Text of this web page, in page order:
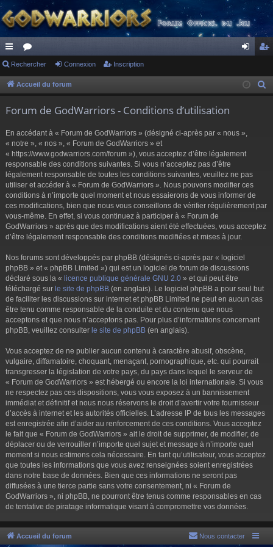
ac
co
s
or
u ne cri
Rechercher Connexion Inscription
Accueil du forum
Forum de GodWarriors - Conditions d’utilisation
En accédant à « Forum de GodWarriors » (désigné ci-après par « nous »,
« notre », « nos », « Forum de GodWarriors » et
« https://www.godwarriors.com/forum »), vous acceptez d’être légalement
responsable des conditions suivantes. Si vous n’acceptez pas d’être
légalement responsable de toutes les conditions suivantes, veuillez ne pas
utiliser et accéder à « Forum de GodWarriors ». Nous pouvons modifier ces
conditions à n’importe quel moment et nous essaierons de vous informer de
ces modifications, bien que nous vous conseillons de vérifier régulièrement par
vous-même. En effet, si vous continuez à participer à « Forum de
GodWarriors » après que des modifications aient été effectuées, vous acceptez
d’être légalement responsable des conditions modifiées et mises à jour.
Nos forums sont développés par phpBB (désignés ci-après par « logiciel
phpBB » et « phpBB Limited ») qui est un logiciel de forum de discussions
déclaré sous la « licence publique générale GNU 2.0 » et qui peut être
téléchargé sur le site de phpBB (en anglais). Le logiciel phpBB a pour seul but
de faciliter les discussions sur internet et phpBB Limited ne peut en aucun cas
être tenu comme responsable de la conduite et du contenu que nous
acceptons et que nous n’acceptons pas. Pour plus d’informations concernant
phpBB, veuillez consulter le site de phpBB (en anglais).
Vous acceptez de ne publier aucun contenu à caractère abusif, obscène,
vulgaire, diffamatoire, choquant, menaçant, pornographique, etc. qui pourrait
transgresser la législation de votre pays, du pays dans lequel le serveur de
« Forum de GodWarriors » est hébergé ou encore la loi internationale. Si vous
ne respectez pas ces dispositions, vous vous exposez à un bannissement
immédiat et définitif et nous nous réservons le droit d’avertir votre fournisseur
d’accès à internet et les autorités officielles. L’adresse IP de tous les messages
est enregistrée afin d’aider au renforcement de ces conditions. Vous acceptez
le fait que « Forum de GodWarriors » ait le droit de supprimer, de modifier, de
déplacer ou de verrouiller n’importe quel sujet et message à n’importe quel
moment si nous estimons cela nécessaire. En tant qu’utilisateur, vous acceptez
que toutes les informations que vous avez renseignées soient enregistrées
dans notre base de données. Bien que ces informations ne seront pas
diffusées à une tierce partie sans votre consentement, ni « Forum de
GodWarriors », ni phpBB, ne pourront être tenus comme responsables en cas
de tentative de piratage informatique visant à compromettre vos données.
Accueil du forum Nous contacter